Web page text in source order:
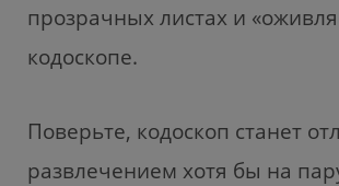
прозрачных листах и
кодоскопе.
Поверьте, кодоскоп станет
развлечением хотя бы на